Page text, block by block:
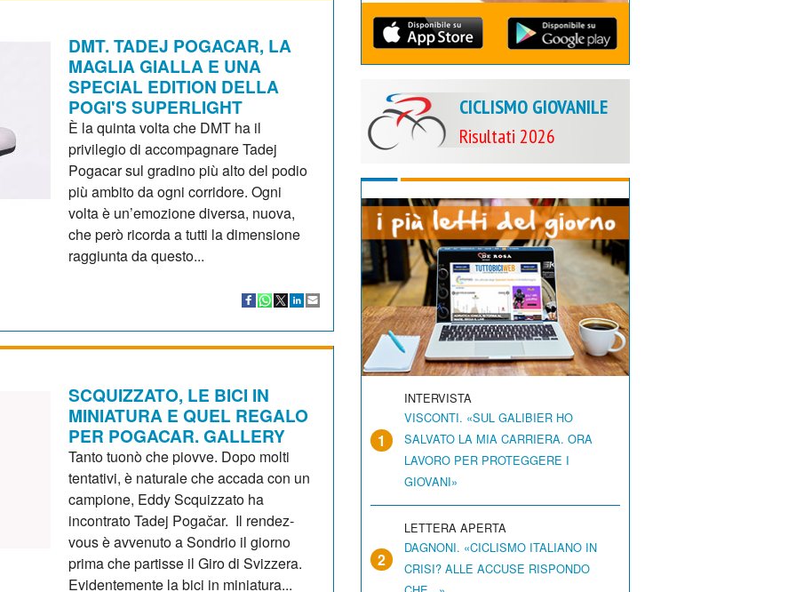
DMT. TADEJ POGACAR, LA
MAGLIA GIALLA E UNA
SPECIAL EDITION DELLA
POGI'S SUPERLIGHT
È la quinta volta che DMT ha il
privilegio di accompagnare Tadej
Pogacar sul gradino più alto del podio
più ambito da ogni corridore. Ogni
volta è un’emozione diversa, nuova,
che però ricorda a tutti la dimensione
raggiunta da questo...
SCQUIZZATO, LE BICI IN
MINIATURA E QUEL REGALO
PER POGACAR. GALLERY
Tanto tuonò che piovve. Dopo molti
tentativi, è naturale che accada con un
campione, Eddy Scquizzato ha
incontrato Tadej Pogačar. Il rendez-
vous è avvenuto a Sondrio il giorno
prima che partisse il Giro di Svizzera.
Evidentemente la bici in miniatura...
CICLISMO GIOVANILE
Risultati 2026
1
INTERVISTA
VISCONTI. «SUL GALIBIER HO
SALVATO LA MIA CARRIERA. ORA
LAVORO PER PROTEGGERE I
GIOVANI»
2
LETTERA APERTA
DAGNONI. «CICLISMO ITALIANO IN
CRISI? ALLE ACCUSE RISPONDO